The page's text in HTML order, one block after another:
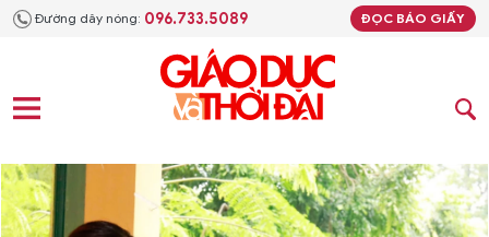
Đường dây nóng: 096.733.5089 ĐỌC BÁO GIẤY